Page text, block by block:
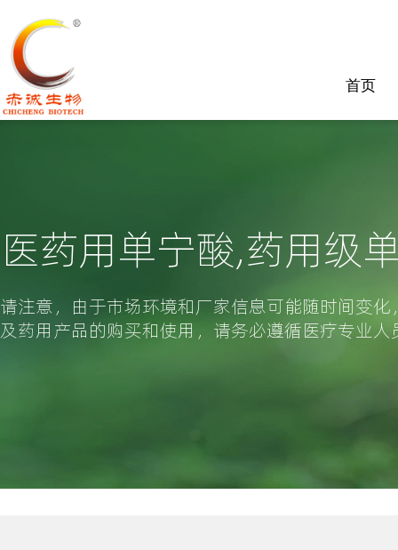
首页
医药用单宁酸,药用级
请注意，由于市场环境和厂家信息可能随时间变
及药用产品的购买和使用，请务必遵循医疗专业